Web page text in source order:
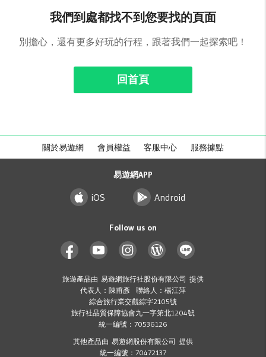
我們到處都找不到您要找的頁面
別擔心，還有更多好玩的行程，跟著我們一起探索吧！
回首頁
關於易遊網 會員權益 客服中心 服務據點
易遊網APP
iOS Android
Follow us on
旅遊產品由 易遊網旅行社股份有限公司 提供
代表人：陳甫彥 聯絡人：楊江萍
綜合旅行業交觀綜字2105號
旅行社品質保障協會九一字第北1204號
統一編號：70536126
其他產品由 易遊網股份有限公司 提供
統一編號：70472137